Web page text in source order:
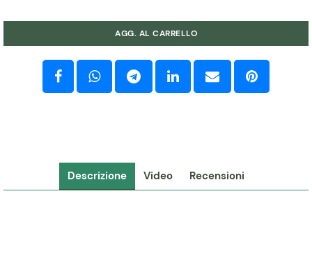
AGG. AL CARRELLO
Descrizione Video Recensioni